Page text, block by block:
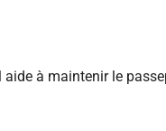
à maintenir le